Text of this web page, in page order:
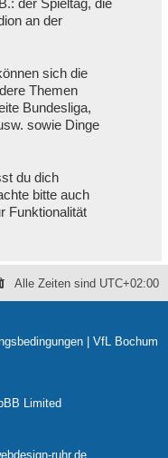
an der
sich die
Themen
Bundesliga,
sowie Dinge
du dich
bitte auch
Funktionalität
Alle Zeiten sind UTC+02:00
VfL Bochum
Limited
ruhr.de